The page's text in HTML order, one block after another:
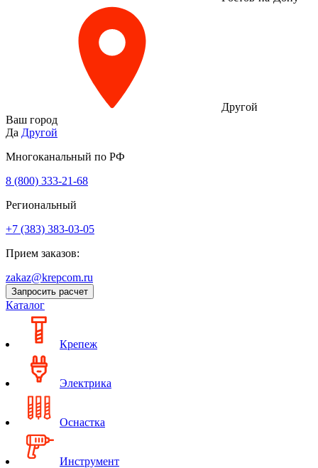
Другой
Ваш город
Да Другой
Многоканальный по РФ
8 (800) 333‑21-68
Региональный
+7 (383) 383-03-05
Прием заказов:
zakaz@krepcom.ru
Запросить расчет
Каталог
Крепеж
Электрика
Оснастка
Инструмент